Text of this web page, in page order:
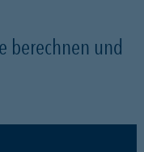
berechnen und